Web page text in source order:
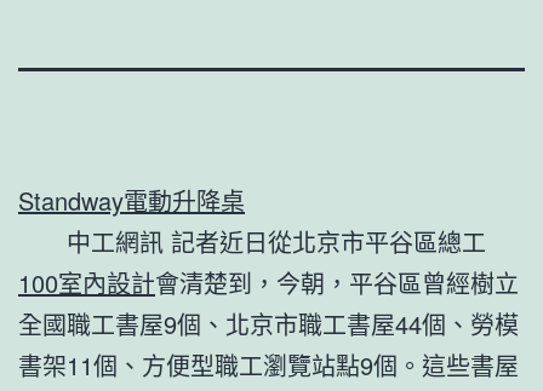
Standway電動升降桌
中工網訊 記者近日從北京市平谷區總工
100室內設計會清楚到，今朝，平谷區曾經樹立
全國職工書屋9個、北京市職工書屋44個、勞模
書架11個、方便型職工瀏覽站點9個。這些書屋